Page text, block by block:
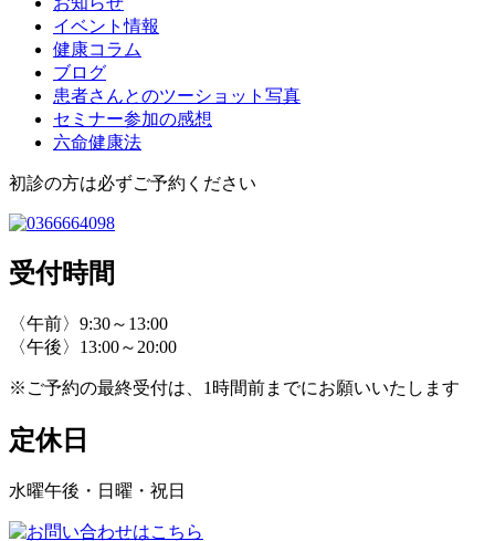
イベント情報
健康コラム
ブログ
患者さんとのツーショット写真
セミナー参加の感想
六命健康法
初診の方は必ずご予約ください
受付時間
〈午前〉9:30～13:00
〈午後〉13:00～20:00
※ご予約の最終受付は、1時間前までにお願いいたします
定休日
水曜午後・日曜・祝日